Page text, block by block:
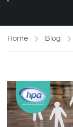
Home Blog